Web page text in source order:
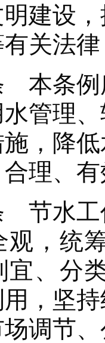
建设
关法
条例所
管理
，降
理、
水工作
观，统
宜、分
，坚
调节